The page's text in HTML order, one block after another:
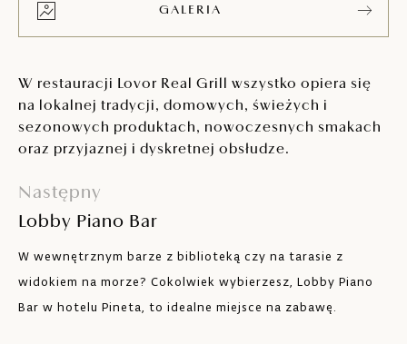
GALERIA
W restauracji Lovor Real Grill wszystko opiera się
na lokalnej tradycji, domowych, świeżych i
sezonowych produktach, nowoczesnych smakach
oraz przyjaznej i dyskretnej obsłudze.
Następny
Lobby Piano Bar
W wewnętrznym barze z biblioteką czy na tarasie z
widokiem na morze? Cokolwiek wybierzesz, Lobby Piano
Bar w hotelu Pineta, to idealne miejsce na zabawę.